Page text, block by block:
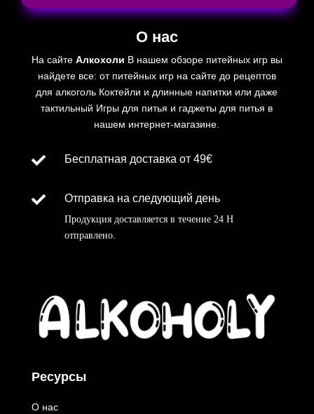
О нас
На сайте Алкохоли В нашем обзоре питейных игр вы
найдете все: от питейных игр на сайте до рецептов
дляалкоголь Коктейли и длинные напитки или даже
тактильный Игры для питья и гаджеты для питья в
нашем интернет-магазине.
 Бесплатная доставка от 49€
 Отправка на следующий день
Продукция доставляется в течение 24 H
отправлено.
Ресурсы
О нас